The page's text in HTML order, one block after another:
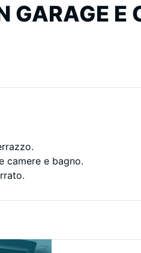
GARAGE E
camere e bagno.